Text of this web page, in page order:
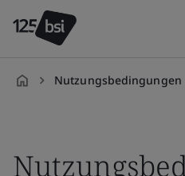
Nutzungsbedingungen